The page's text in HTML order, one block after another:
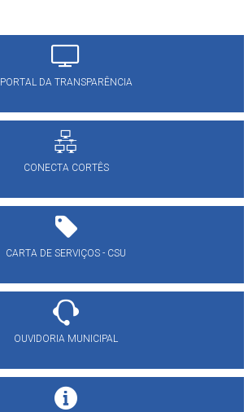
PORTAL DA TRANSPARÊNCIA
CONECTA CORTÊS
CARTA DE SERVIÇOS - CSU
OUVIDORIA MUNICIPAL